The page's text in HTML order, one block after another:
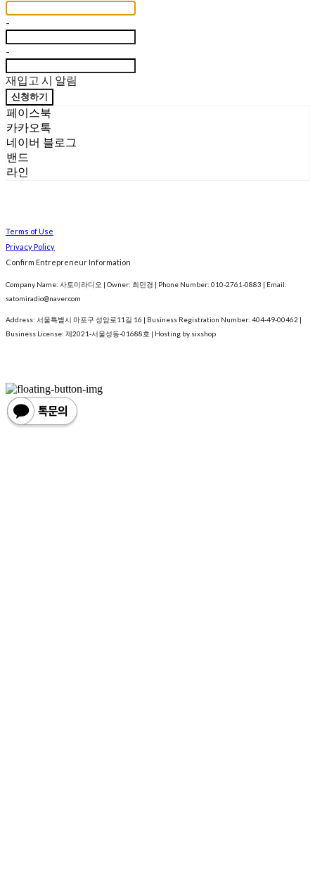
-
-
재입고 시 알림
신청하기
페이스북
카카오톡
네이버 블로그
밴드
라인
Terms of Use
Privacy Policy
Confirm Entrepreneur Information
Company Name: 사토미라디오 | Owner: 최민경 | Phone Number: 010-2761-0883 | Email:
satomiradio@naver.com
Address: 서울특별시 마포구 성암로11길 16 | Business Registration Number: 404-49-00462 |
Business License: 제2021-서울성동-01688호 | Hosting by sixshop